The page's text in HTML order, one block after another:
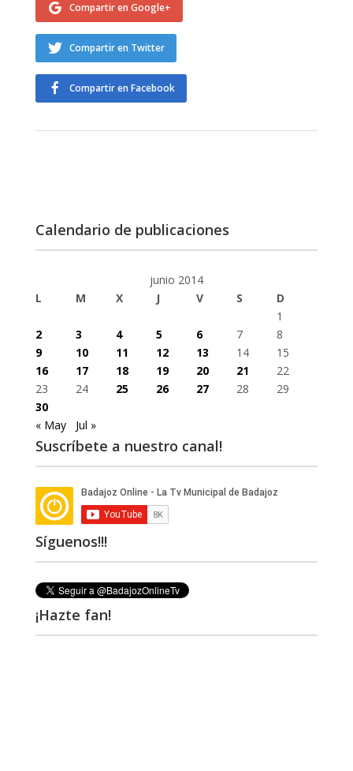
Compartir en Google+
Compartir en Twitter
Compartir en Facebook
Calendario de publicaciones
junio 2014
L
M X J V S
D
1
2
3 4 5 6 7
8
9
10 11 12 13 14
15
16
17 18 19 20 21
22
23
24 25 26 27 28
29
30
« May
Jul »
Suscríbete a nuestro canal!
Síguenos!!!
¡Hazte fan!